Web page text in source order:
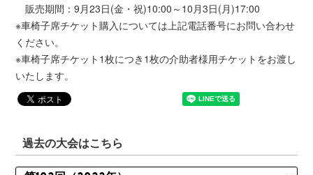
販売期間：9月23日(金・祝)10:00～10月3日(月)17:00
※車椅子席チケット購入については上記電話番号にお問い合わせ
ください。
※車椅子席チケット1枚につき1枚の介助者様用チケットをお渡し
いたします。
過去の大会はこちら